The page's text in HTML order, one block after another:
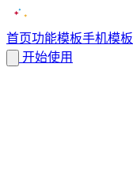
首页功能模板手机模板
开始使用